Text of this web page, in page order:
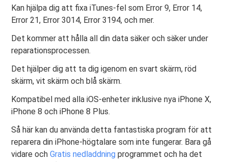
Kan hjälpa dig att fixa iTunes-fel som Error 9, Error 14,
Error 21, Error 3014, Error 3194, och mer.
Det kommer att hålla all din data säker och säker under
reparationsprocessen.
Det hjälper dig att ta dig igenom en svart skärm, röd
skärm, vit skärm och blå skärm.
Kompatibel med alla iOS-enheter inklusive nya iPhone X,
iPhone 8 och iPhone 8 Plus.
Så här kan du använda detta fantastiska program för att
reparera din iPhone-högtalare som inte fungerar. Bara gå
vidare ochGratis nedladdning programmet och ha det